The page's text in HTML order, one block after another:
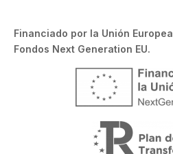
Financiado por la Unión Europea
Fondos Next Generation EU.